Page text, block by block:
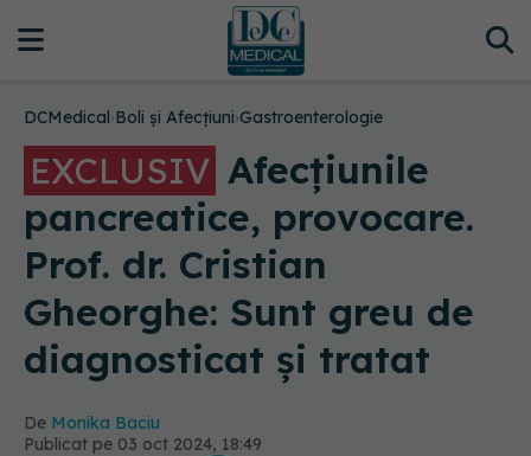
DCMedical›Boli și Afecțiuni›Gastroenterologie
EXCLUSIV Afecțiunile
pancreatice, provocare.
Prof. dr. Cristian
Gheorghe: Sunt greu de
diagnosticat și tratat
De Monika Baciu
Publicat pe 03 oct 2024, 18:49